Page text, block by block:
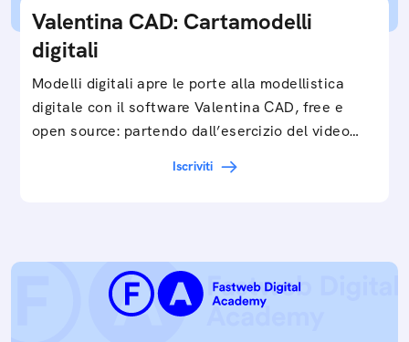
Valentina CAD: Cartamodelli
digitali
Modelli digitali apre le porte alla modellistica
digitale con il software Valentina CAD, free e
open source: partendo dall’esercizio del video…
Iscriviti